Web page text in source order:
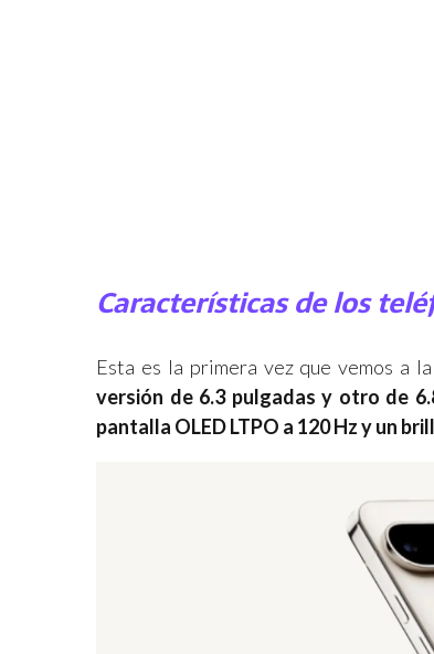
Características de los
Esta es la primera vez que vemos a
versión de 6.3 pulgadas y otro de
pantalla OLED LTPO a 120 Hz y un